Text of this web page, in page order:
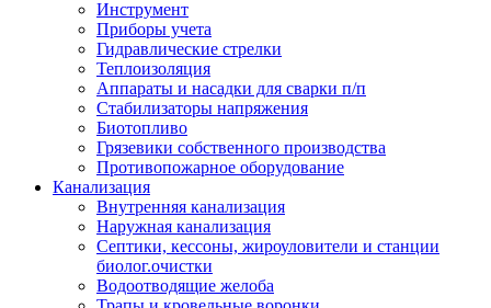
Инструмент
Приборы учета
Гидравлические стрелки
Теплоизоляция
Аппараты и насадки для сварки п/п
Стабилизаторы напряжения
Биотопливо
Грязевики собственного производства
Противопожарное оборудование
Канализация
Внутренняя канализация
Наружная канализация
Септики, кессоны, жироуловители и станции
биолог.очистки
Водоотводящие желоба